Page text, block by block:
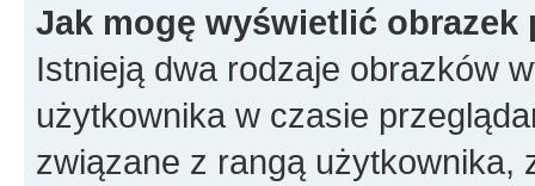
Jak mogę wyświetlić
Istnieją dwa rodzaje obrazków
użytkownika w czasie
związane z rangą użytkownika,